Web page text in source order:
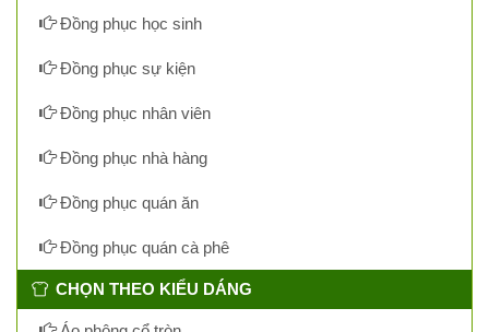
Đồng phục học sinh
Đồng phục sự kiện
Đồng phục nhân viên
Đồng phục nhà hàng
Đồng phục quán ăn
Đồng phục quán cà phê
CHỌN THEO KIỂU DÁNG